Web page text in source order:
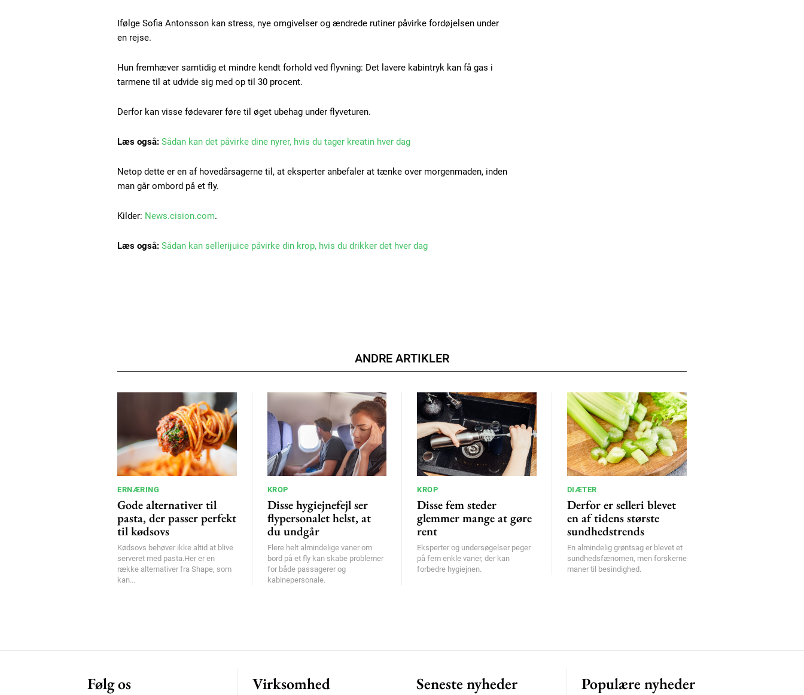
YEARLY PRICING
Ifølge Sofia Antonsson kan stress, nye omgivelser og ændrede rutiner påvirke fordøjelsen under
en rejse.
Hun fremhæver samtidig et mindre kendt forhold ved flyvning: Det lavere kabintryk kan få gas i
tarmene til at udvide sig med op til 30 procent.
Derfor kan visse fødevarer føre til øget ubehag under flyveturen.
Læs også: Sådan kan det påvirke dine nyrer, hvis du tager kreatin hver dag
Netop dette er en af hovedårsagerne til, at eksperter anbefaler at tænke over morgenmaden, inden
man går ombord på et fly.
Kilder: News.cision.com.
Læs også: Sådan kan sellerijuice påvirke din krop, hvis du drikker det hver dag
ANDRE ARTIKLER
ERNÆRING
Gode alternativer til
pasta, der passer perfekt
til kødsovs
Kødsovs behøver ikke altid at blive
serveret med pasta.Her er en
række alternativer fra Shape, som
kan...
KROP
Disse hygiejnefejl ser
flypersonalet helst, at
du undgår
Flere helt almindelige vaner om
bord på et fly kan skabe problemer
for både passagerer og
kabinepersonale.
KROP
Disse fem steder
glemmer mange at gøre
rent
Eksperter og undersøgelser peger
på fem enkle vaner, der kan
forbedre hygiejnen.
DIÆTER
Derfor er selleri blevet
en af tidens største
sundhedstrends
En almindelig grøntsag er blevet et
sundhedsfænomen, men forskerne
maner til besindighed.
Følg os Virksomhed Seneste nyheder Populære nyheder